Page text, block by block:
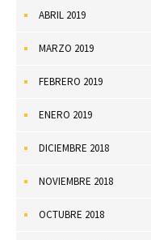
ABRIL 2019
MARZO 2019
FEBRERO 2019
ENERO 2019
DICIEMBRE 2018
NOVIEMBRE 2018
OCTUBRE 2018